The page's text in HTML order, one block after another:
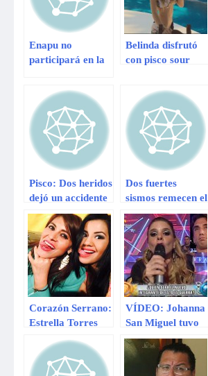
Enapu no
participará en la
puertos que
concesionará el
gobierno
Belinda disfrutó
con pisco sour
Pisco: Dos heridos
dejó un accidente
de tránsito en la
Panamericana
Sur
Dos fuertes
sismos remecen el
centro y sur de
México
Corazón Serrano:
Estrella Torres
tras fuertes
acusaciones
VÍDEO: Johanna
San Miguel tuvo
fuertes palabras
para Antonio
Pavón en Esto Es